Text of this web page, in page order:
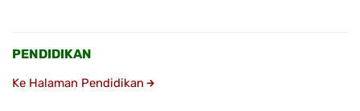
PENDIDIKAN
Ke Halaman Pendidikan